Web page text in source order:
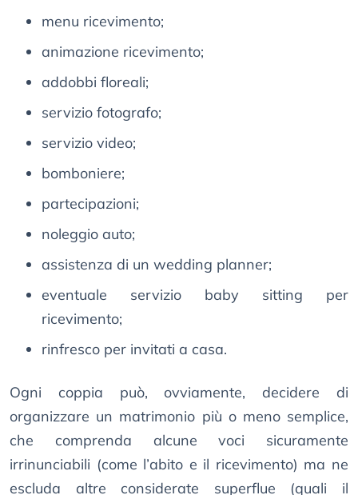
menu ricevimento;
animazione ricevimento;
addobbi floreali;
servizio fotografo;
servizio video;
bomboniere;
partecipazioni;
noleggio auto;
assistenza di un wedding planner;
eventuale servizio baby sitting per
ricevimento;
rinfresco per invitati a casa.
Ogni coppia può, ovviamente, decidere di
organizzare un matrimonio più o meno semplice,
che comprenda alcune voci sicuramente
irrinunciabili (come l’abito e il ricevimento) ma ne
escluda altre considerate superflue (quali il